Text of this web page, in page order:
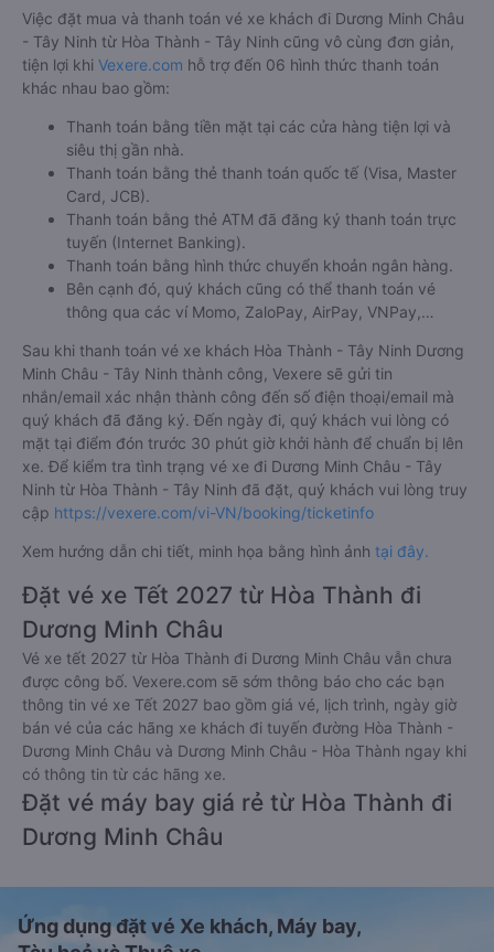
Việc đặt mua và thanh toán vé xe khách đi Dương Minh Châu
- Tây Ninh từ Hòa Thành - Tây Ninh cũng vô cùng đơn giản,
tiện lợi khi Vexere.com hỗ trợ đến 06 hình thức thanh toán
khác nhau bao gồm:
Thanh toán bằng tiền mặt tại các cửa hàng tiện lợi và
siêu thị gần nhà.
Thanh toán bằng thẻ thanh toán quốc tế (Visa, Master
Card, JCB).
Thanh toán bằng thẻ ATM đã đăng ký thanh toán trực
tuyến (Internet Banking).
Thanh toán bằng hình thức chuyển khoản ngân hàng.
Bên cạnh đó, quý khách cũng có thể thanh toán vé
thông qua các ví Momo, ZaloPay, AirPay, VNPay,…
Sau khi thanh toán vé xe khách Hòa Thành - Tây Ninh Dương
Minh Châu - Tây Ninh thành công, Vexere sẽ gửi tin
nhắn/email xác nhận thành công đến số điện thoại/email mà
quý khách đã đăng ký. Đến ngày đi, quý khách vui lòng có
mặt tại điểm đón trước 30 phút giờ khởi hành để chuẩn bị lên
xe. Để kiểm tra tình trạng vé xe đi Dương Minh Châu - Tây
Ninh từ Hòa Thành - Tây Ninh đã đặt, quý khách vui lòng truy
cập https://vexere.com/vi-VN/booking/ticketinfo
Xem hướng dẫn chi tiết, minh họa bằng hình ảnh tại đây.
Đặt vé xe Tết 2027 từ Hòa Thành đi
Dương Minh Châu
Vé xe tết 2027 từ Hòa Thành đi Dương Minh Châu vẫn chưa
được công bố. Vexere.com sẽ sớm thông báo cho các bạn
thông tin vé xe Tết 2027 bao gồm giá vé, lịch trình, ngày giờ
bán vé của các hãng xe khách đi tuyến đường Hòa Thành -
Dương Minh Châu và Dương Minh Châu - Hòa Thành ngay khi
có thông tin từ các hãng xe.
Đặt vé máy bay giá rẻ từ Hòa Thành đi
Dương Minh Châu
Ứng dụng đặt vé Xe khách, Máy bay,